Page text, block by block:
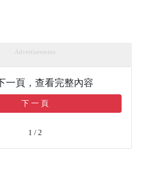
Advertisements
一頁，查看完整內容
下 一 頁
1 / 2